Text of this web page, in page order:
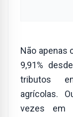
Não apenas
9,91%
tributos
agrícolas.
vezes em